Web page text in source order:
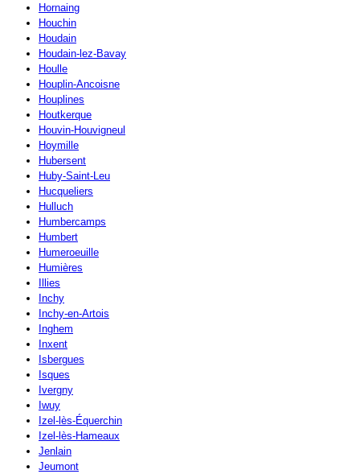
Hornaing
Houchin
Houdain
Houdain-lez-Bavay
Houlle
Houplin-Ancoisne
Houplines
Houtkerque
Houvin-Houvigneul
Hoymille
Hubersent
Huby-Saint-Leu
Hucqueliers
Hulluch
Humbercamps
Humbert
Humeroeuille
Humières
Illies
Inchy
Inchy-en-Artois
Inghem
Inxent
Isbergues
Isques
Ivergny
Iwuy
Izel-lès-Équerchin
Izel-lès-Hameaux
Jenlain
Jeumont